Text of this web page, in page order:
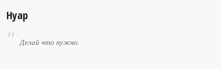
Нуар
Делай что нужно.